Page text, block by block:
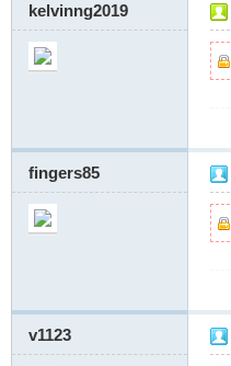
茶
kelvinng2019
fingers85
v1123